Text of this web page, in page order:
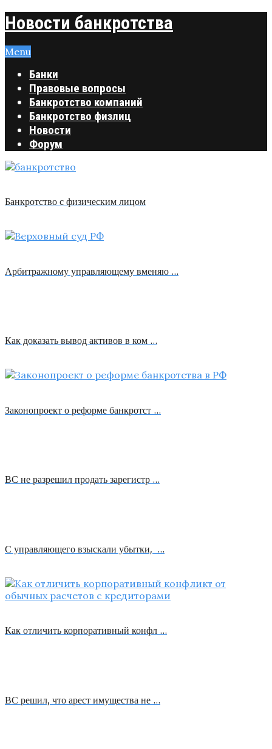
Новости банкротства
Menu
Банки
Правовые вопросы
Банкротство компаний
Банкротство физлиц
Новости
Форум
Банкротство с физическим лицом
Арбитражному управляющему вменяю …
Как доказать вывод активов в ком …
Законопроект о реформе банкротст …
ВС не разрешил продать зарегистр …
С управляющего взыскали убытки, …
Как отличить корпоративный конфл …
ВС решил, что арест имущества не …